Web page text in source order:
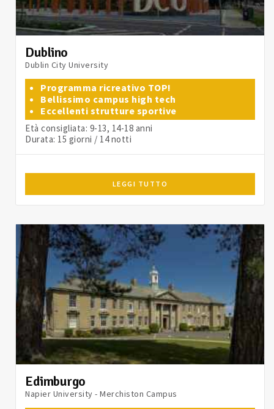
Dublino
Dublin City University
Programma ricreativo TOP!
Bellissimo campus high tech
Eccellenti strutture sportive
Età consigliata: 9-13, 14-18 anni
Durata: 15 giorni / 14 notti
LEGGI TUTTO
Edimburgo
Napier University - Merchiston Campus